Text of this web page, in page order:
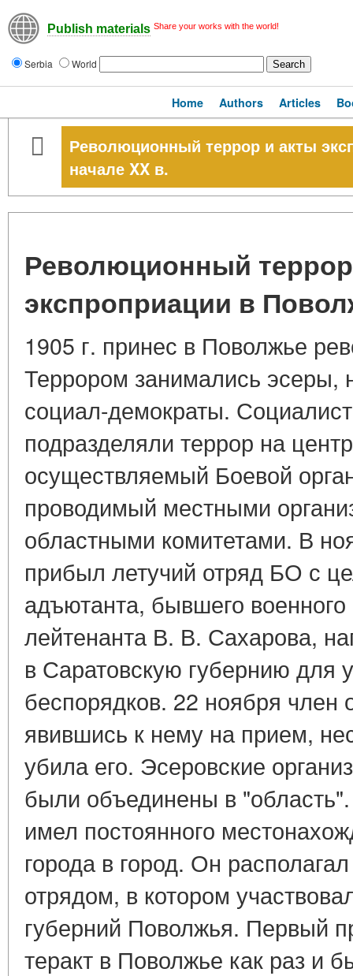
Publish materials Share your works with the world!
Serbia World
Home Authors Articles
Революционный террор и акты
начале XX в.
Революционный
экспроприации в
1905 г. принес в Поволжье
Террором занимались эсеры,
социал-демократы.
подразделяли террор на
осуществляемый Боевой
проводимый местными
областными комитетами. В
прибыл летучий отряд БО с
адъютанта, бывшего
лейтенанта В. В. Сахарова,
в Саратовскую губернию для
беспорядков. 22 ноября член
явившись к нему на прием,
убила его. Эсеровские
были объединены в
имел постоянного
города в город. Он
отрядом, в котором
губерний Поволжья. Первый
теракт в Поволжье как раз и